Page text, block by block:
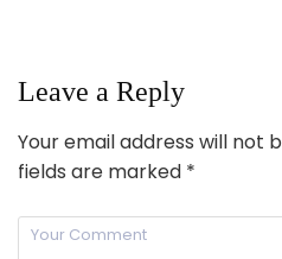
Leave a Reply
Your email address will not
fields are marked *